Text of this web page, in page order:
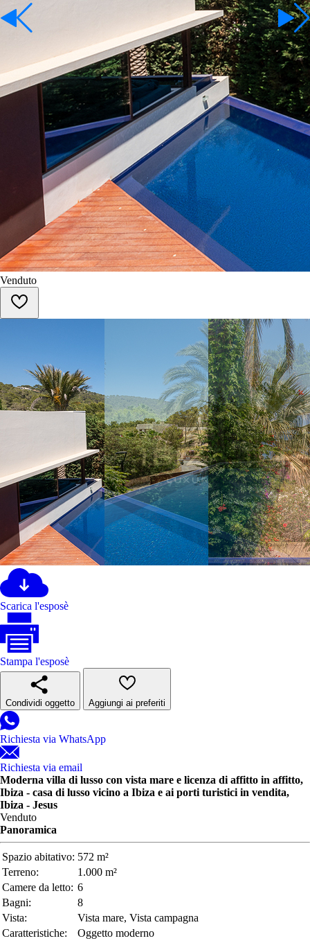
Venduto
Scarica l'esposè
Stampa l'esposè
Condividi oggetto Aggiungi ai preferiti
Richiesta via WhatsApp
Richiesta via email
Moderna villa di lusso con vista mare e licenza di affitto in affitto,
Ibiza - casa di lusso vicino a Ibiza e ai porti turistici in vendita,
Ibiza - Jesus
Venduto
Panoramica
Spazio abitativo: 572 m²
Terreno:
1.000 m²
Camere da letto: 6
Bagni:
8
Vista:
Vista mare, Vista campagna
Caratteristiche:
Oggetto moderno